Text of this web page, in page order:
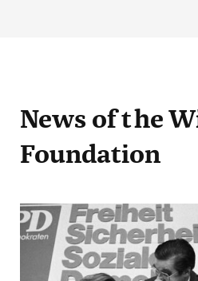
News of the
Foundation